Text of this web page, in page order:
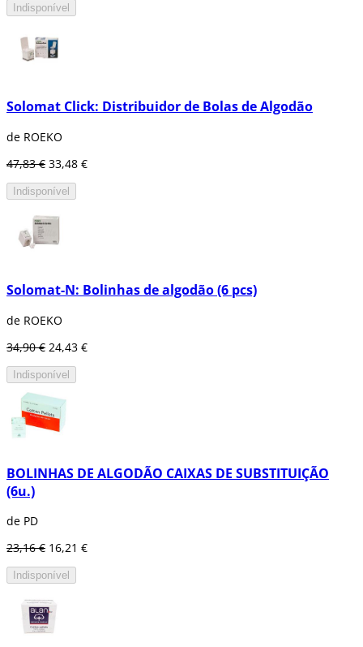
Indisponível
Solomat Click: Distribuidor de Bolas de Algodão
de ROEKO
47,83 € 33,48 €
Indisponível
Solomat-N: Bolinhas de algodão (6 pcs)
de ROEKO
34,90 € 24,43 €
Indisponível
BOLINHAS DE ALGODÃO CAIXAS DE SUBSTITUIÇÃO
(6u.)
de PD
23,16 € 16,21 €
Indisponível